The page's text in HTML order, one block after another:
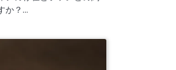
か？…